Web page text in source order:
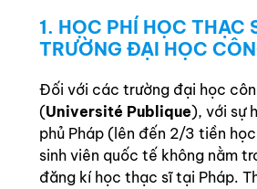
1. HỌC PHÍ HỌC THẠC
TRƯỜNG ĐẠI HỌC
Đối với các trường đại học
(Université Publique), với sự
phủ Pháp (lên đến 2/3 tiền
sinh viên quốc tế không nằm
đăng kí học thạc sĩ tại Pháp.